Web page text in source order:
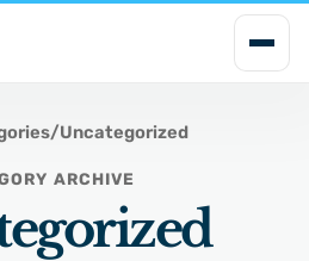
/Uncategorized
ARCHIVE